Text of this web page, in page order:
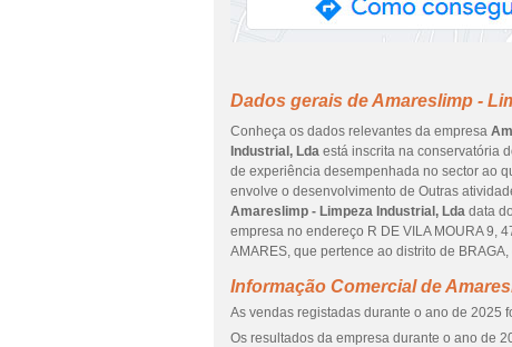
Dados gerais de Amareslimp -
Conheça os dados relevantes da empresa
Industrial, Lda está inscrita na conservatória
de experiência desempenhada no sector ao
envolve o desenvolvimento de Outras
Amareslimp - Limpeza Industrial, Lda data
empresa no endereço R DE VILA MOURA 9,
AMARES, que pertence ao distrito de
Informação Comercial de
As vendas registadas durante o ano de 2025
Os resultados da empresa durante o ano de